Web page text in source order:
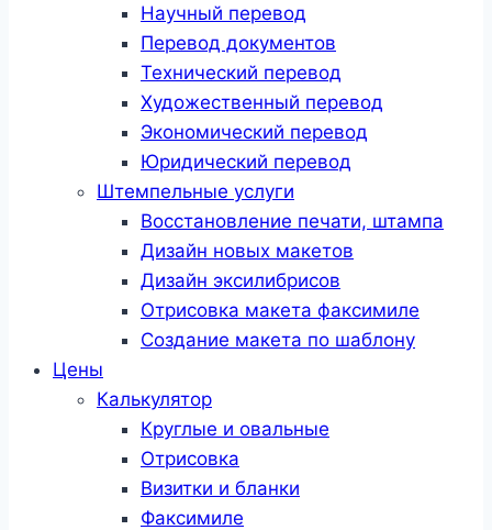
Научный перевод
Перевод документов
Технический перевод
Художественный перевод
Экономический перевод
Юридический перевод
Штемпельные услуги
Восстановление печати, штампа
Дизайн новых макетов
Дизайн эксилибрисов
Отрисовка макета факсимиле
Создание макета по шаблону
Цены
Калькулятор
Круглые и овальные
Отрисовка
Визитки и бланки
Факсимиле